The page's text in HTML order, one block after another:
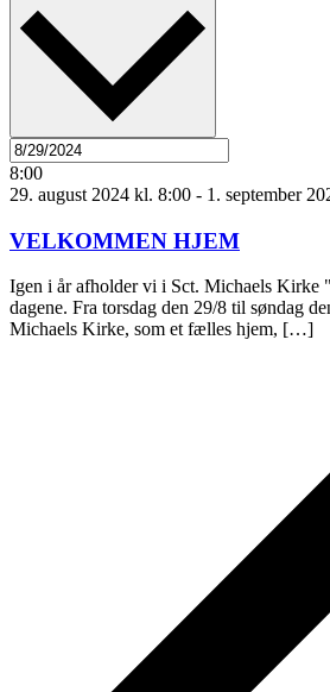
8:00
29. august 2024 kl. 8:00 - 1. september
VELKOMMEN HJEM
Igen i år afholder vi i Sct. Michaels Kirke
dagene. Fra torsdag den 29/8 til søndag
Michaels Kirke, som et fælles hjem, […]